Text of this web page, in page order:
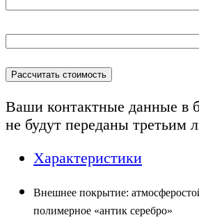
Ваши контактные данные в
не будут переданы третьим
Характеристики
Внешнее покрытие:
полимерное «антик серебро»